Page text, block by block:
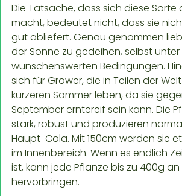
Die Tatsache, dass sich diese Sorte
macht, bedeutet nicht, dass sie
gut abliefert. Genau genommen
der Sonne zu gedeihen, selbst
wünschenswerten Bedingungen.
sich für Grower, die in Teilen der
kürzeren Sommer leben, da sie
September erntereif sein kann. Die
stark, robust und produzieren
Haupt-Cola. Mit 150cm werden sie
im Innenbereich. Wenn es endlich
ist, kann jede Pflanze bis zu 400g
hervorbringen.